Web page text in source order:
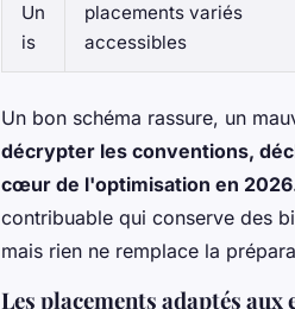
Un
is
placements variés
accessibles
Un bon schéma rassure, un
décrypter les conventions,
cœur de l'optimisation en
contribuable qui conserve des
mais rien ne remplace la
Les placements adaptés